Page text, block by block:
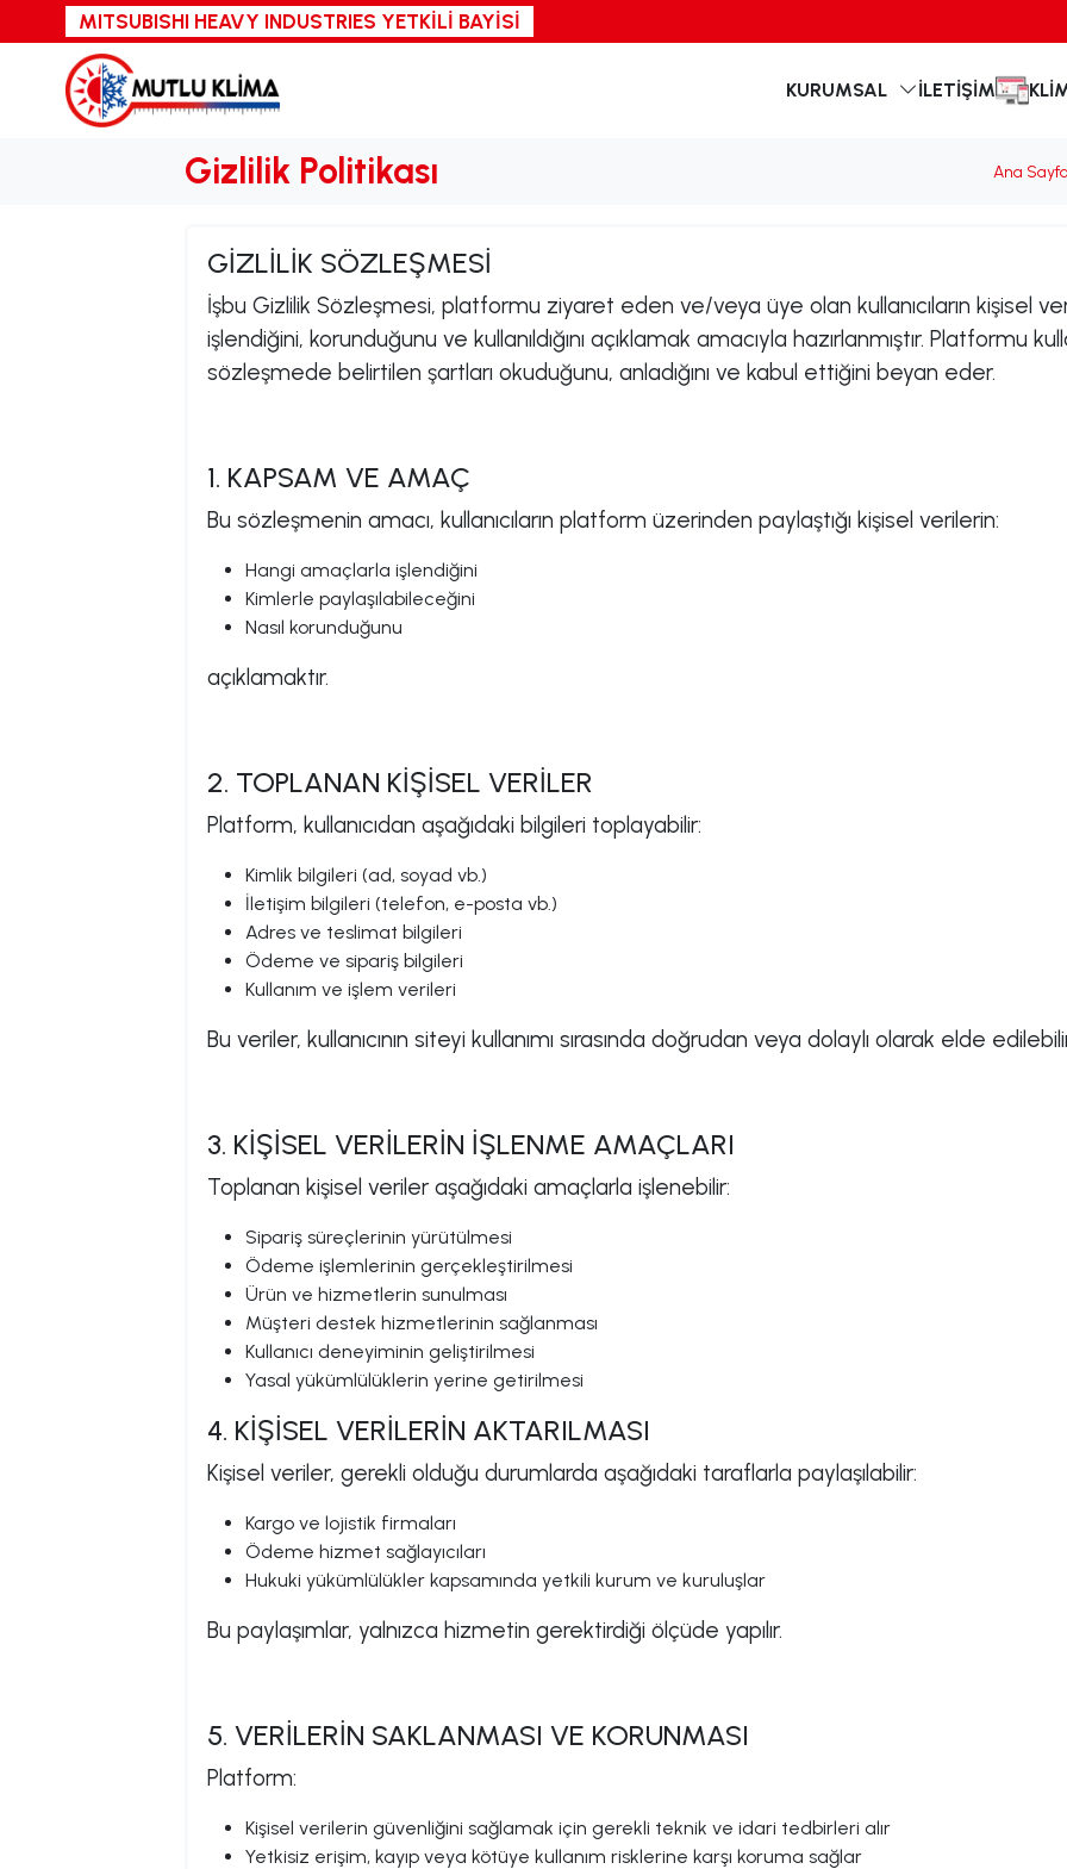
MITSUBISHI HEAVY INDUSTRIES YETKİLİ BAYİSİ
KURUMSAL İLETIŞIM
Gizlilik Politikası Ana
GİZLİLİK SÖZLEŞMESİ
İşbu Gizlilik Sözleşmesi, platformu ziyaret eden ve/veya üye olan kullanıcıların kişisel
işlendiğini, korunduğunu ve kullanıldığını açıklamak amacıyla hazırlanmıştır. Platformu
sözleşmede belirtilen şartları okuduğunu, anladığını ve kabul ettiğini beyan eder.
1. KAPSAM VE AMAÇ
Bu sözleşmenin amacı, kullanıcıların platform üzerinden paylaştığı kişisel verilerin:
Hangi amaçlarla işlendiğini
Kimlerle paylaşılabileceğini
Nasıl korunduğunu
açıklamaktır.
2. TOPLANAN KİŞİSEL VERİLER
Platform, kullanıcıdan aşağıdaki bilgileri toplayabilir:
Kimlik bilgileri (ad, soyad vb.)
İletişim bilgileri (telefon, e-posta vb.)
Adres ve teslimat bilgileri
Ödeme ve sipariş bilgileri
Kullanım ve işlem verileri
Bu veriler, kullanıcının siteyi kullanımı sırasında doğrudan veya dolaylı olarak elde
3. KİŞİSEL VERİLERİN İŞLENME AMAÇLARI
Toplanan kişisel veriler aşağıdaki amaçlarla işlenebilir:
Sipariş süreçlerinin yürütülmesi
Ödeme işlemlerinin gerçekleştirilmesi
Ürün ve hizmetlerin sunulması
Müşteri destek hizmetlerinin sağlanması
Kullanıcı deneyiminin geliştirilmesi
Yasal yükümlülüklerin yerine getirilmesi
4. KİŞİSEL VERİLERİN AKTARILMASI
Kişisel veriler, gerekli olduğu durumlarda aşağıdaki taraflarla paylaşılabilir:
Kargo ve lojistik firmaları
Ödeme hizmet sağlayıcıları
Hukuki yükümlülükler kapsamında yetkili kurum ve kuruluşlar
Bu paylaşımlar, yalnızca hizmetin gerektirdiği ölçüde yapılır.
5. VERİLERİN SAKLANMASI VE KORUNMASI
Platform:
Kişisel verilerin güvenliğini sağlamak için gerekli teknik ve idari tedbirleri alır
Yetkisiz erişim, kayıp veya kötüye kullanım risklerine karşı koruma sağlar